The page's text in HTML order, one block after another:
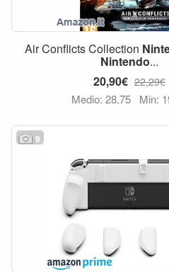
Air Conflicts Collection
Nintendo...
20,90€ 22,29€
Medio: 28,75 Min:
9